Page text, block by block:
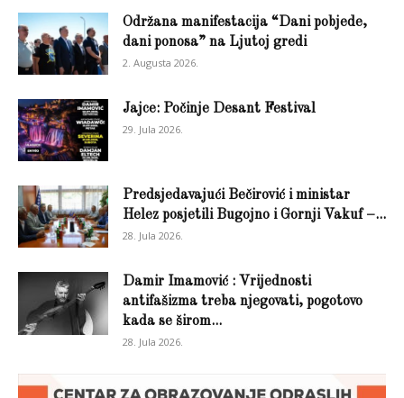
Održana manifestacija “Dani pobjede,
dani ponosa” na Ljutoj gredi
2. Augusta 2026.
Jajce: Počinje Desant Festival
29. Jula 2026.
Predsjedavajući Bečirović i ministar
Helez posjetili Bugojno i Gornji Vakuf –...
28. Jula 2026.
Damir Imamović : Vrijednosti
antifašizma treba njegovati, pogotovo
kada se širom...
28. Jula 2026.